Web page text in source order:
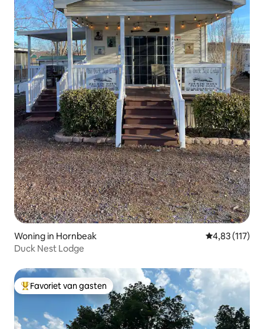
Woning in Hornbeak Gemiddelde
4,83 (117)
Duck Nest Lodge
Topfavoriet van gasten
Favoriet van gasten